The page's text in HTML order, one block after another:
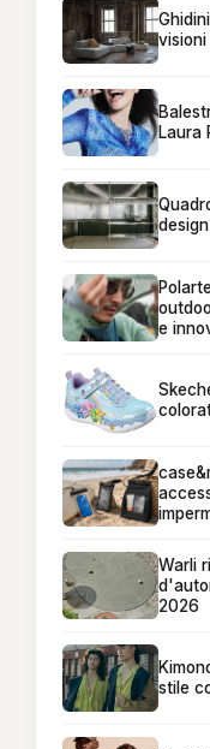
Laura
e
Warli
2026
stile